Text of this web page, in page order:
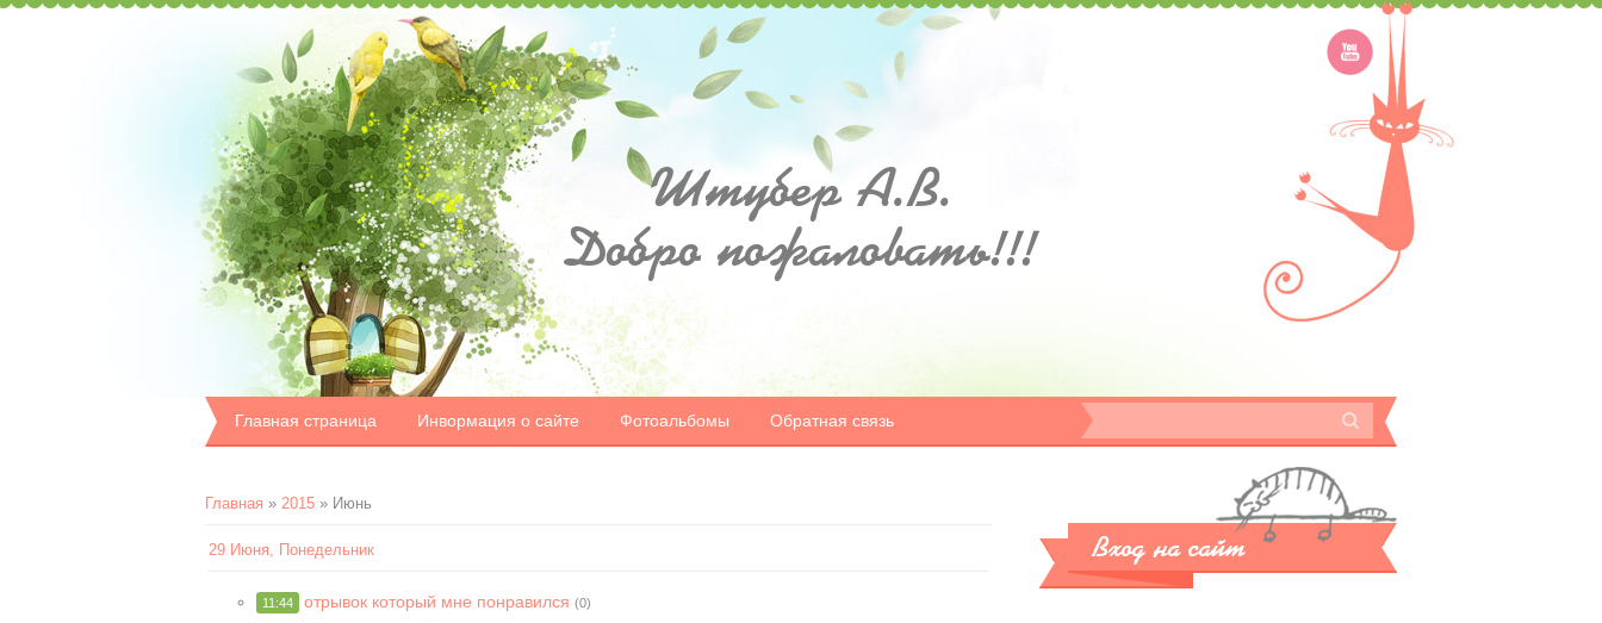
Штубер А.В.
Добро пожаловать!!!
Главная страница Инвормация о сайте Фотоальбомы Обратная связь
Главная » 2015 » Июнь
29 Июня, Понедельник
11:44 отрывок который мне понравился (0)
Вход на сайт